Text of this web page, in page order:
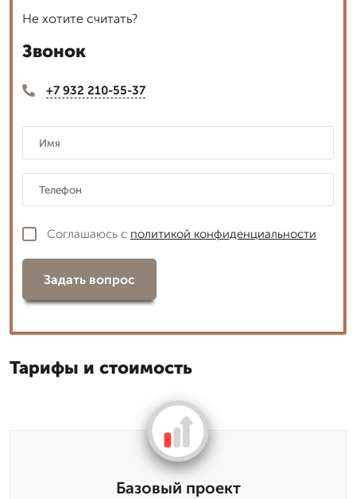
Не хотите считать?
Звонок
+7 932 210-55-37
Соглашаюсь с политикой конфиденциальности
Задать вопрос
Тарифы и стоимость
Базовый проект